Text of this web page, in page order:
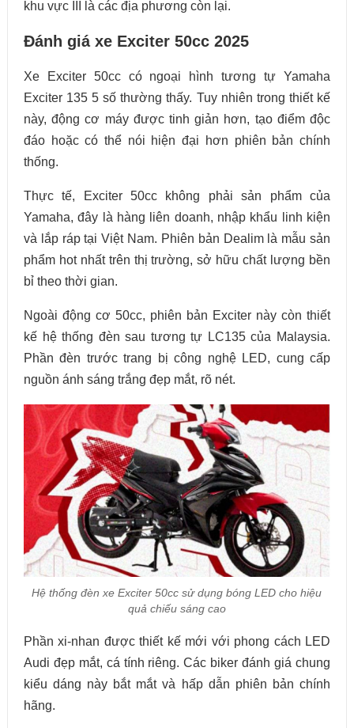
khu vực III là các địa phương còn lại.
Đánh giá xe Exciter 50cc 2025
Xe Exciter 50cc có ngoại hình tương tự Yamaha
Exciter 135 5 số thường thấy. Tuy nhiên trong thiết kế
này, động cơ máy được tinh giản hơn, tạo điểm độc
đáo hoặc có thể nói hiện đại hơn phiên bản chính
thống.
Thực tế, Exciter 50cc không phải sản phẩm của
Yamaha, đây là hàng liên doanh, nhập khẩu linh kiện
và lắp ráp tại Việt Nam. Phiên bản Dealim là mẫu sản
phẩm hot nhất trên thị trường, sở hữu chất lượng bền
bỉ theo thời gian.
Ngoài động cơ 50cc, phiên bản Exciter này còn thiết
kế hệ thống đèn sau tương tự LC135 của Malaysia.
Phần đèn trước trang bị công nghệ LED, cung cấp
nguồn ánh sáng trắng đẹp mắt, rõ nét.
Hệ thống đèn xe Exciter 50cc sử dụng bóng LED cho hiệu
quả chiếu sáng cao
Phần xi-nhan được thiết kế mới với phong cách LED
Audi đẹp mắt, cá tính riêng. Các biker đánh giá chung
kiểu dáng này bắt mắt và hấp dẫn phiên bản chính
hãng.